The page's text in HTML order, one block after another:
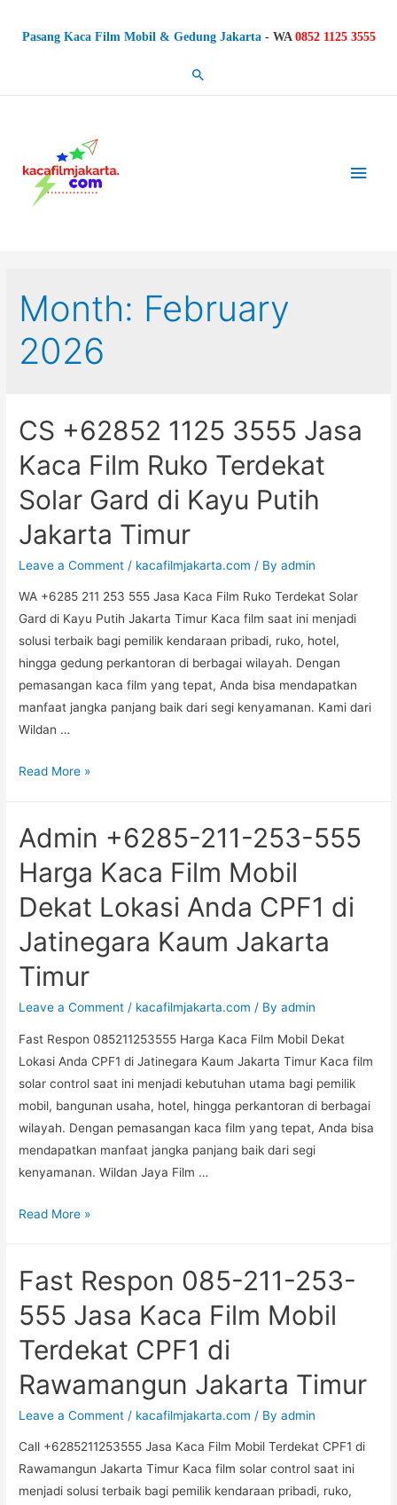
Pasang Kaca Film Mobil & Gedung Jakarta - WA 0852 1125 3555
Search
Main
Month: February
2026
CS +62852 1125 3555 Jasa
Kaca Film Ruko Terdekat
Solar Gard di Kayu Putih
Jakarta Timur
Leave a Comment / kacafilmjakarta.com / Byadmin
WA +6285 211 253 555 Jasa Kaca Film Ruko Terdekat Solar
Gard di Kayu Putih Jakarta Timur Kaca film saat ini menjadi
solusi terbaik bagi pemilik kendaraan pribadi, ruko, hotel,
hingga gedung perkantoran di berbagai wilayah. Dengan
pemasangan kaca film yang tepat, Anda bisa mendapatkan
manfaat jangka panjang baik dari segi kenyamanan. Kami dari
Wildan …
CS
3555
Kaca
Film
Terdekat
Solar
di
Kayu
Putih
Jakarta
Timur
Read More »
Admin +6285-211-253-555
Harga Kaca Film Mobil
Dekat Lokasi Anda CPF1 di
Jatinegara Kaum Jakarta
Timur
Leave a Comment / kacafilmjakarta.com / Byadmin
Fast Respon 085211253555 Harga Kaca Film Mobil Dekat
Lokasi Anda CPF1 di Jatinegara Kaum Jakarta Timur Kaca film
solar control saat ini menjadi kebutuhan utama bagi pemilik
mobil, bangunan usaha, hotel, hingga perkantoran di berbagai
wilayah. Dengan pemasangan kaca film yang tepat, Anda bisa
mendapatkan manfaat jangka panjang baik dari segi
kenyamanan. Wildan Jaya Film …
Admin
253-
Harga
Kaca
Mobil
Dekat
Read More »
Fast Respon 085-211-253-
555 Jasa Kaca Film Mobil
Terdekat CPF1 di
Rawamangun Jakarta Timur
Leave a Comment / kacafilmjakarta.com / Byadmin
Call +6285211253555 Jasa Kaca Film Mobil Terdekat CPF1 di
Rawamangun Jakarta Timur Kaca film solar control saat ini
menjadi solusi terbaik bagi pemilik kendaraan pribadi, ruko,